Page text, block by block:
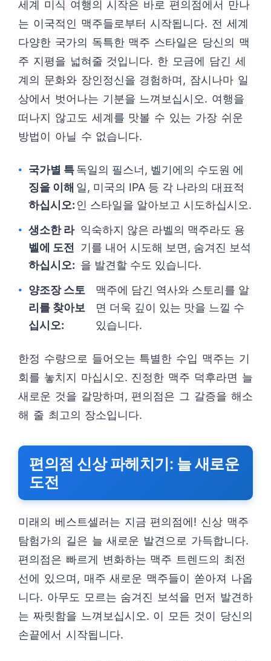
세계 미식 여행의 시작은 바로 편의점에서 만나
는 이국적인 맥주들로부터 시작됩니다. 전 세계
다양한 국가의 독특한 맥주 스타일은 당신의 맥
주 지평을 넓혀줄 것입니다. 한 모금에 담긴 세
계의 문화와 장인정신을 경험하며, 잠시나마 일
상에서 벗어나는 기분을 느껴보십시오. 여행을
떠나지 않고도 세계를 맛볼 수 있는 가장 쉬운
방법이 아닐 수 없습니다.
국가별 특
징을 이해
하십시오:
독일의 필스너, 벨기에의 수도원 에
일, 미국의 IPA 등 각 나라의 대표적
인 스타일을 알아보고 시도하십시오.
생소한 라
벨에 도전
하십시오:
익숙하지 않은 라벨의 맥주라도 용
기를 내어 시도해 보면, 숨겨진 보석
을 발견할 수도 있습니다.
양조장 스토
리를 찾아보
십시오:
맥주에 담긴 역사와 스토리를 알
면 더욱 깊이 있는 맛을 느낄 수
있습니다.
한정 수량으로 들어오는 특별한 수입 맥주는 기
회를 놓치지 마십시오. 진정한 맥주 덕후라면 늘
새로운 것을 갈망하며, 편의점은 그 갈증을 해소
해 줄 최고의 장소입니다.
편의점 신상 파헤치기: 늘 새로운
도전
미래의 베스트셀러는 지금 편의점에! 신상 맥주
탐험가의 길은 늘 새로운 발견으로 가득합니다.
편의점은 빠르게 변화하는 맥주 트렌드의 최전
선에 있으며, 매주 새로운 맥주들이 쏟아져 나옵
니다. 아무도 모르는 숨겨진 보석을 먼저 발견하
는 짜릿함을 느껴보십시오. 이 모든 것이 당신의
손끝에서 시작됩니다.